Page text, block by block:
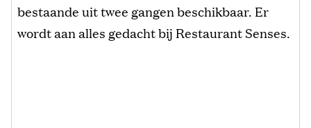
bestaande uit twee gangen beschikbaar. Er
wordt aan alles gedacht bij Restaurant Senses.